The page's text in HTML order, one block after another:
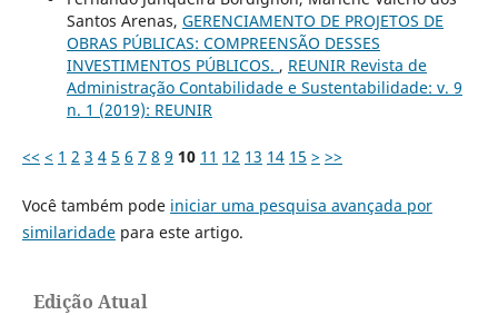
Santos Arenas, GERENCIAMENTO DE PROJETOS DE
OBRAS PÚBLICAS: COMPREENSÃO DESSES
INVESTIMENTOS PÚBLICOS. , REUNIR Revista de
Administração Contabilidade e Sustentabilidade: v. 9
n. 1 (2019): REUNIR
<< < 1 2 3 4 5 6 7 8 9 10 11 12 13 14 15 > >>
Você também pode iniciar uma pesquisa avançada por
similaridadepara este artigo.
Edição Atual